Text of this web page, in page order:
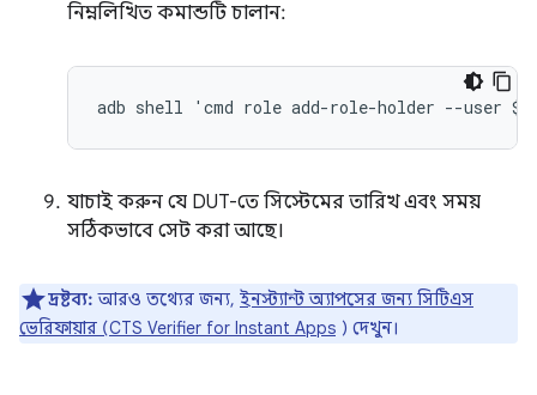
নিম্নলিখিত কমান্ডটি চালান:
যাচাই করুন যে DUT-তে সিস্টেমের তারিখ এবং সময়
সঠিকভাবে সেট করা আছে।
দ্রষ্টব্য: আরও তথ্যের জন্য, ইনস্ট্যান্ট অ্যাপসের জন্য সিটিএস
ভেরিফায়ার (CTS Verifier for Instant Apps ) দেখুন।